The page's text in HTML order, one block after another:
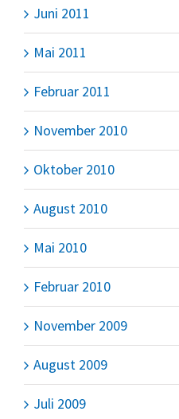
Juni 2011
Mai 2011
Februar 2011
November 2010
Oktober 2010
August 2010
Mai 2010
Februar 2010
November 2009
August 2009
Juli 2009